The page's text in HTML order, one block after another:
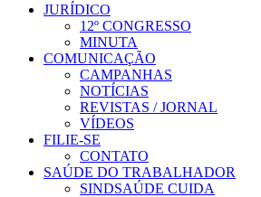
JURÍDICO
12º CONGRESSO
MINUTA
COMUNICAÇÃO
CAMPANHAS
NOTÍCIAS
REVISTAS / JORNAL
VÍDEOS
FILIE-SE
CONTATO
SAÚDE DO TRABALHADOR
SINDSAÚDE CUIDA